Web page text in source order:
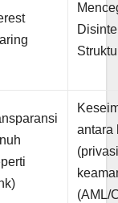
antara
(AML/